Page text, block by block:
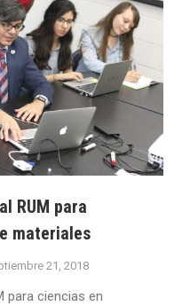
RUM para
materiales
21, 2018
para ciencias en